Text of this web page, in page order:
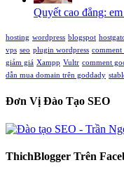
Quyết cao đẳng:
hosting wordpress blogspot
vps seo plugin wordpress comment
giảm giá Xampp Vultr comment
dẫn mua domain trên goddady
Đơn Vị Đào Tạo SEO
ThichBlogger Trên